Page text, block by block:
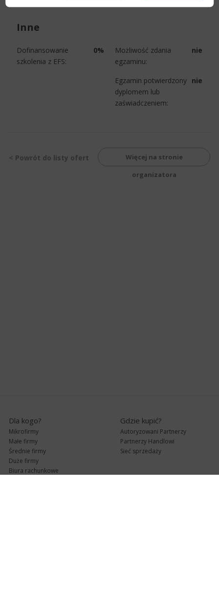
Inne
Dofinansowanie
szkolenia z EFS:
0%
Możliwość zdania
egzaminu:
nie
Egzamin potwierdzony
dyplomem lub
zaświadczeniem:
nie
Więcej na stronie
organizatora
< Powrót do listy ofert
Dla kogo?
Mikrofirmy
Małe firmy
Średnie firmy
Duże firmy
Biura rachunkowe
Gdzie kupić?
Autoryzowani Partnerzy
Partnerzy Handlowi
Sieć sprzedaży